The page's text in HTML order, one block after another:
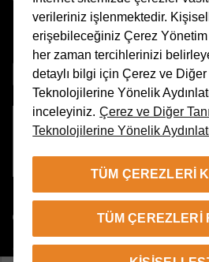
Uygulamamızı İndirin
© 2026 Beymen Tüm Hakları Saklıdır
verileriniz işlenmektedir.
erişebileceğiniz Çerez
her zaman tercihlerinizi
detaylı bilgi için Çerez ve Diğer
Teknolojilerine Yönelik
inceleyiniz. Çerez ve Diğer
Teknolojilerine Yönelik
TÜM ÇEREZLERI
TÜM ÇEREZLERI